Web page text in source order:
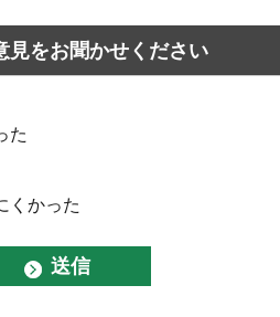
見をお聞かせください
た
くかった